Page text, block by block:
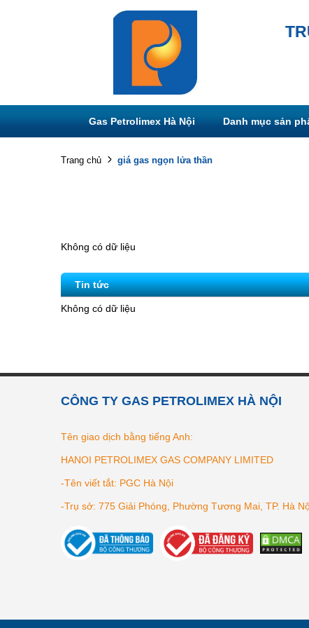
Gas Petrolimex Hà Nội Danh mục sản
Trang chủ giá gas ngọn lửa thần
Không có dữ liệu
Tin tức
Không có dữ liệu
CÔNG TY GAS PETROLIMEX HÀ NỘI
Tên giao dịch bằng tiếng Anh:
HANOI PETROLIMEX GAS COMPANY LIMITED
-Tên viết tắt: PGC Hà Nội
-Trụ sở: 775 Giải Phóng, Phường Tương Mai, TP. Hà